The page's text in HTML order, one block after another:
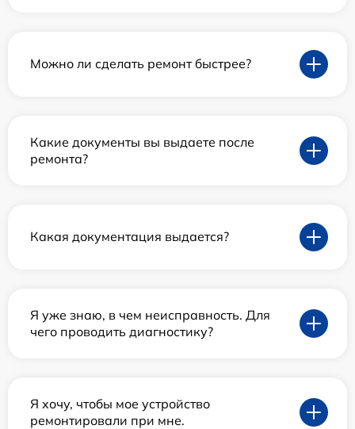
Можно ли сделать ремонт быстрее?
Какие документы вы выдаете после
ремонта?
Какая документация выдается?
Я уже знаю, в чем неисправность. Для
чего проводить диагностику?
Я хочу, чтобы мое устройство
ремонтировали при мне.